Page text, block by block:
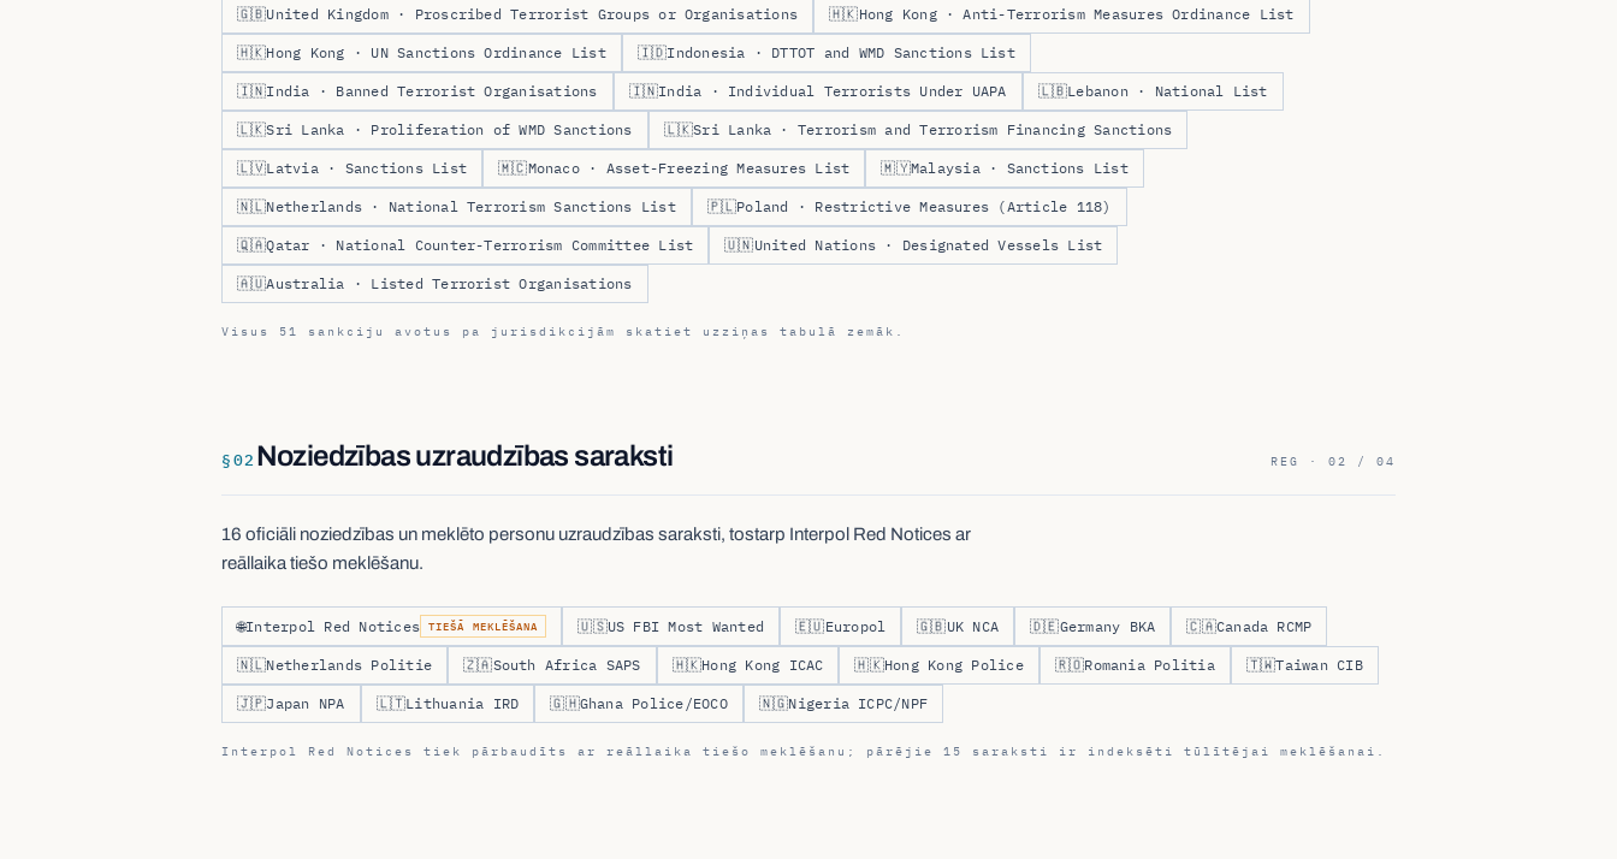
🇬🇧United Kingdom · Proscribed Terrorist Groups or Organisations 🇭🇰Hong Kong · Anti-Terrorism Measures Ordinance List
🇭🇰Hong Kong · UN Sanctions Ordinance List 🇮🇩Indonesia · DTTOT and WMD Sanctions List
🇮🇳India · Banned Terrorist Organisations 🇮🇳India · Individual Terrorists Under UAPA 🇱🇧Lebanon · National List
🇱🇰Sri Lanka · Proliferation of WMD Sanctions 🇱🇰Sri Lanka · Terrorism and Terrorism Financing Sanctions
🇱🇻Latvia · Sanctions List 🇲🇨Monaco · Asset-Freezing Measures List 🇲🇾Malaysia · Sanctions List
🇳🇱Netherlands · National Terrorism Sanctions List 🇵🇱Poland · Restrictive Measures (Article 118)
🇶🇦Qatar · National Counter-Terrorism Committee List 🇺🇳United Nations · Designated Vessels List
🇦🇺Australia · Listed Terrorist Organisations
Visus 51 sankciju avotus pa jurisdikcijām skatiet uzziņas tabulā zemāk.
§02 Noziedzības uzraudzības saraksti REG · 02 / 04
16 oficiāli noziedzības un meklēto personu uzraudzības saraksti, tostarp Interpol Red Notices ar
reāllaika tiešo meklēšanu.
🌐Interpol Red Notices TIEŠĀ MEKLĒŠANA 🇺🇸US FBI Most Wanted 🇪🇺Europol 🇬🇧UK NCA 🇩🇪Germany BKA 🇨🇦Canada RCMP
🇳🇱Netherlands Politie 🇿🇦South Africa SAPS 🇭🇰Hong Kong ICAC 🇭🇰Hong Kong Police 🇷🇴Romania Politia 🇹🇼Taiwan CIB
🇯🇵Japan NPA 🇱🇹Lithuania IRD 🇬🇭Ghana Police/EOCO 🇳🇬Nigeria ICPC/NPF
Interpol Red Notices tiek pārbaudīts ar reāllaika tiešo meklēšanu; pārējie 15 saraksti ir indeksēti tūlītējai meklēšanai.